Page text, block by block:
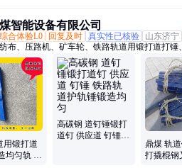
智能设备有限公司
综合体验L0 回复及时 真实性已核验
山东济宁
布、压路机、矿车轮、铁路轨道用锻打道打锤
机配件、铁路配件、链条、锚杆、树脂锚固剂
用锻打道
均匀轨 道
高碳钢 道钉锤锻打
道钉 供应道 钉锤
鼎煤 轨
打撬棍钢